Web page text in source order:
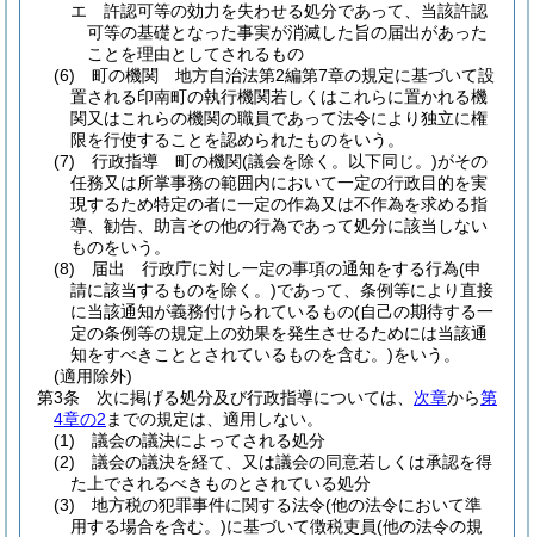
エ
許認可等の効力を失わせる処分であって、当該許認
可等の基礎となった事実が消滅した旨の届出があった
ことを理由としてされるもの
(6)
町の機関 地方自治法第2編第7章の規定に基づいて設
置される印南町の執行機関若しくはこれらに置かれる機
関又はこれらの機関の職員であって法令により独立に権
限を行使することを認められたものをいう。
(7)
行政指導 町の機関(議会を除く。以下同じ。)がその
任務又は所掌事務の範囲内において一定の行政目的を実
現するため特定の者に一定の作為又は不作為を求める指
導、勧告、助言その他の行為であって処分に該当しない
ものをいう。
(8)
届出 行政庁に対し一定の事項の通知をする行為(申
請に該当するものを除く。)であって、条例等により直接
に当該通知が義務付けられているもの(自己の期待する一
定の条例等の規定上の効果を発生させるためには当該通
知をすべきこととされているものを含む。)をいう。
(適用除外)
第3条
次に掲げる処分及び行政指導については、 次章から第
4章の2 までの規定は、適用しない。
(1)
議会の議決によってされる処分
(2)
議会の議決を経て、又は議会の同意若しくは承認を得
た上でされるべきものとされている処分
(3)
地方税の犯罪事件に関する法令(他の法令において準
用する場合を含む。)に基づいて徴税吏員(他の法令の規